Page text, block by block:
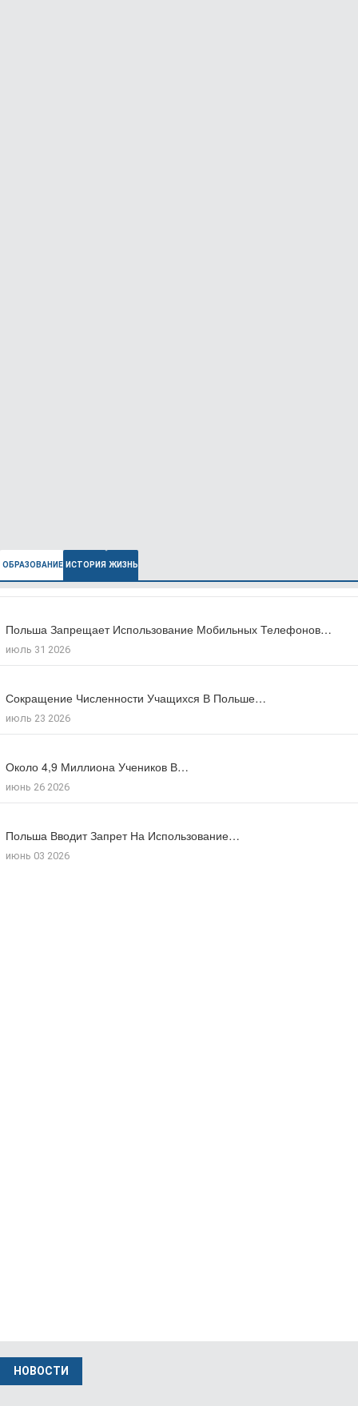
ОБРАЗОВАНИЕ ИСТОРИЯ ЖИЗНЬ
Польша Запрещает Использование Мобильных Телефонов…
июль 31 2026
Сокращение Численности Учащихся В Польше…
июль 23 2026
Около 4,9 Миллиона Учеников В…
июнь 26 2026
Польша Вводит Запрет На Использование…
июнь 03 2026
В Польше Выросла Ожидаемая Продолжительность…
июль 27 2026
Число Зарегистрированных Преступлений На Почве…
июль 17 2026
Большинство Поляков Поддерживают Сокращение Рабочего…
июль 09 2026
Число Иностранцев, Получивших Польское Гражданство…
мая 18 2026
НОВОСТИ